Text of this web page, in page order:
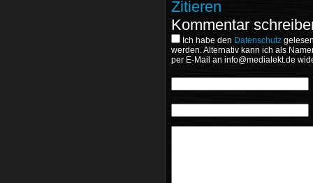
Zitieren
Kommentar
Ich habe den Datenschutz
werden. Alternativ kann ich als
per E-Mail an